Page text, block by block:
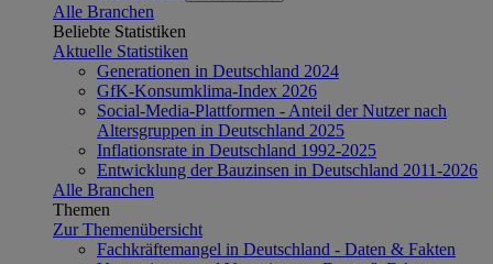
Alle Branchen
Beliebte Statistiken
Aktuelle Statistiken
Generationen in Deutschland 2024
GfK-Konsumklima-Index 2026
Social-Media-Plattformen - Anteil der Nutzer nach
Altersgruppen in Deutschland 2025
Inflationsrate in Deutschland 1992-2025
Entwicklung der Bauzinsen in Deutschland 2011-2026
Alle Branchen
Themen
Zur Themenübersicht
Fachkräftemangel in Deutschland - Daten & Fakten